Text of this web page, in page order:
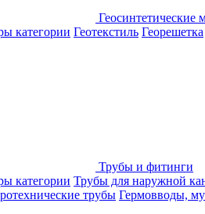
Геосинтетические
категории Геотекстиль Георешетка
Трубы и фитинги
категории Трубы для наружной
трубы Гермовводы,